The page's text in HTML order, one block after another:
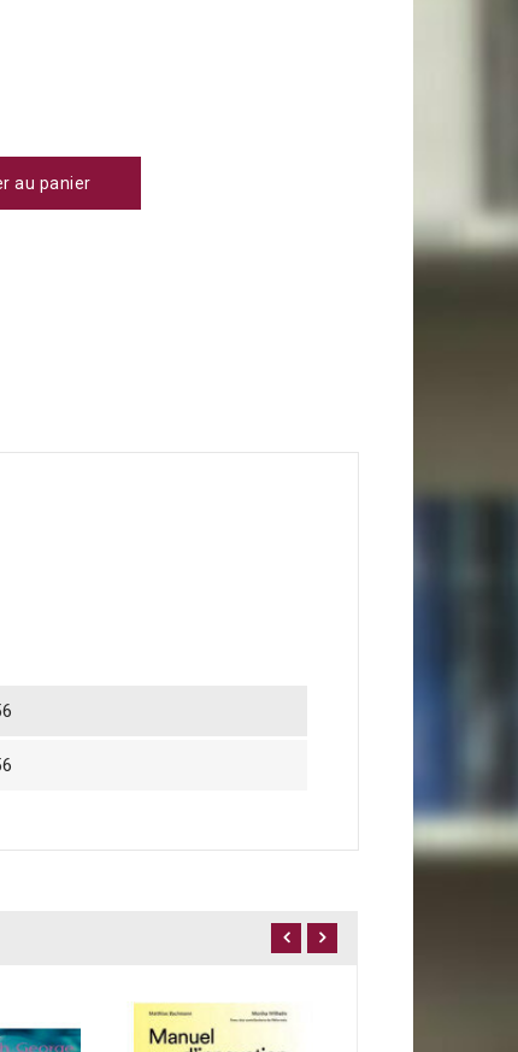
au panier